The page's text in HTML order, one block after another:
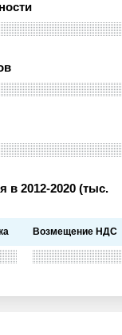
в 2012-2020 (тыс.
Возмещение НДС